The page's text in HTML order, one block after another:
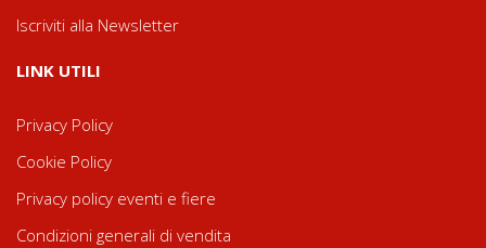
Iscriviti alla Newsletter
LINK UTILI
Privacy Policy
Cookie Policy
Privacy policy eventi e fiere
Condizioni generali di vendita